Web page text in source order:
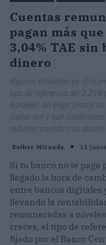
Cuentas
pagan más
3,04% TAE
dinero
Algunas entidades ya
tipo de referencia del
Europeo, sin exigir plazos
cuáles son y qué
máximo partido a tu ahorro.
Esther Miranda 13
Si tu banco no te paga
llegado la hora de
entre bancos digitales
llevando la
remuneradas a
creces, el tipo de
fijado por el Banco